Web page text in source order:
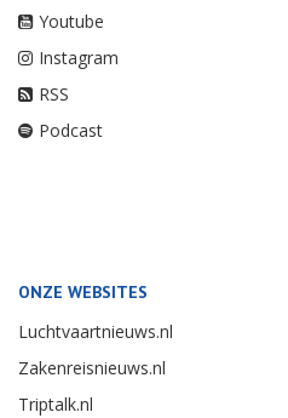
Youtube
Instagram
RSS
Podcast
ONZE WEBSITES
Luchtvaartnieuws.nl
Zakenreisnieuws.nl
Triptalk.nl